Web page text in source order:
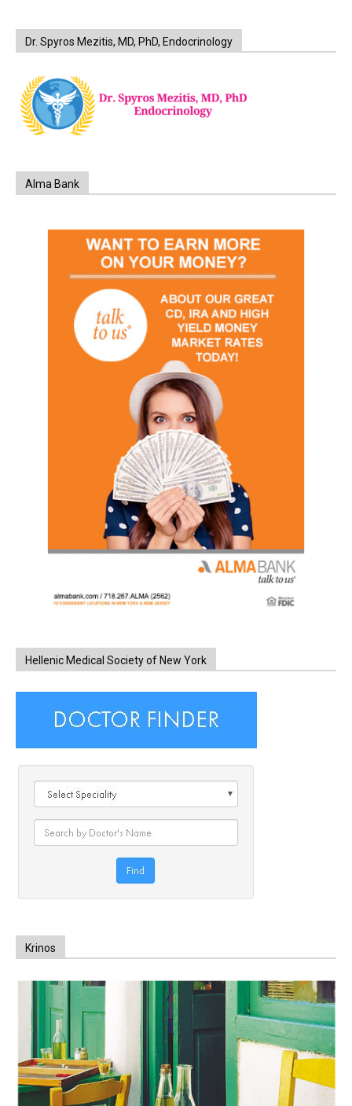
Dr. Spyros Mezitis, MD, PhD, Endocrinology
Alma Bank
Hellenic Medical Society of New York
Krinos